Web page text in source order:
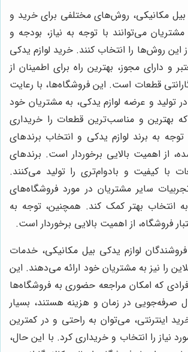
بیل مکانیکی، روش‌های مختلفی برای خرید و
می‌توانند با توجه به نیاز، بودجه و
این روش‌ها را انتخاب کنند. خرید لوازم یدکی
و دارای مجوز، بهترین راه برای اطمینان از
قطعات است. این فروشگاه‌ها، با رعایت
در تولید و عرضه لوازم یدکی، به مشتریان خود
بهترین و مناسب‌ترین قطعات را خریداری
به برند لوازم یدکی و انتخاب برندهای
از اهمیت بالایی برخوردار است. برندهای
با کیفیت و بادوام‌تری را تولید می‌کنند.
سایر مشتریان در مورد فروشگاه‌های
انتخاب بهتر کمک کند. همچنین، توجه به
فروشگاه، از اهمیت بالایی برخوردار است.
فروشندگان لوازم یدکی بیل مکانیکی، خدمات
را نیز به مشتریان خود ارائه می‌دهند. این
که امکان مراجعه حضوری به فروشگاه‌ها
صرفه‌جویی در زمان و هزینه هستند، بسیار
اینترنتی، می‌توان به راحتی و در کمترین
نیاز را انتخاب و خریداری کرد. با این حال،